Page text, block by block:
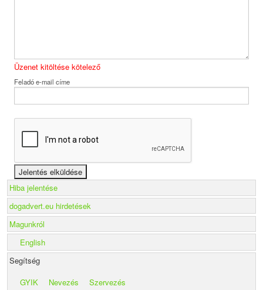
Üzenet kitöltése kötelező
Feladó e-mail címe
Hiba jelentése
dogadvert.eu hirdetések
Magunkról
English
Segítség
GYIK
Nevezés Szervezés